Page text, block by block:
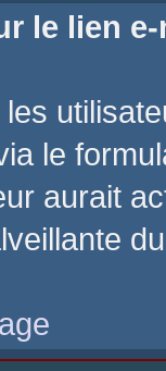
le lien
le
aurait